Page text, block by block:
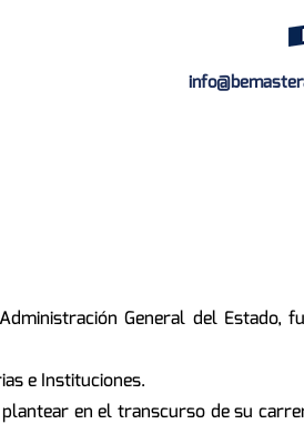
General del Estado,
e Instituciones.
en el transcurso de su